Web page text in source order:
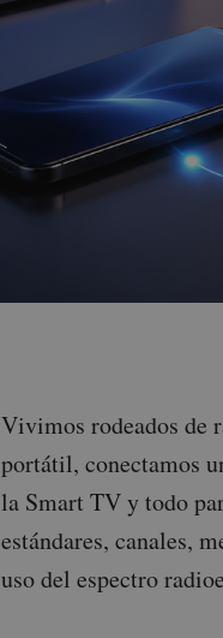
Vivimos rodeados de
portátil, conectamos
la Smart TV y todo
estándares, canales,
uso del espectro